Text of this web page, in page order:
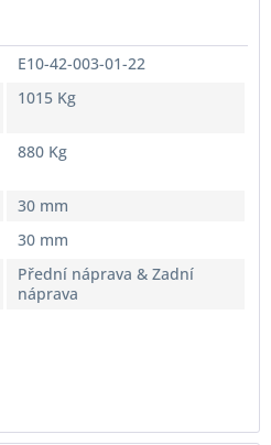
E10-42-003-01-22
1015 Kg
880 Kg
30 mm
30 mm
Přední náprava & Zadní
náprava